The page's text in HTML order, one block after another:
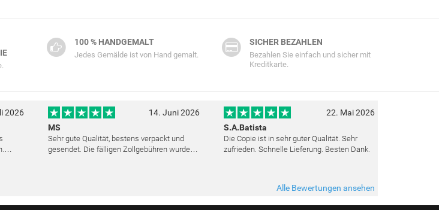
100 % HANDGEMALT
Jedes Gemälde ist von Hand gemalt.
SICHER BEZAHLEN
Bezahlen Sie einfach und sicher mit
Kreditkarte.
2026
14. Juni 2026
MS
Sehr gute Qualität, bestens verpackt und
gesendet. Die fälligen Zollgebühren wurden
22. Mai 2026
S.A.Batista
Die Copie ist in sehr guter Qualität. Sehr
zufrieden. Schnelle Lieferung. Besten Dank.
Alle Bewertungen ansehen